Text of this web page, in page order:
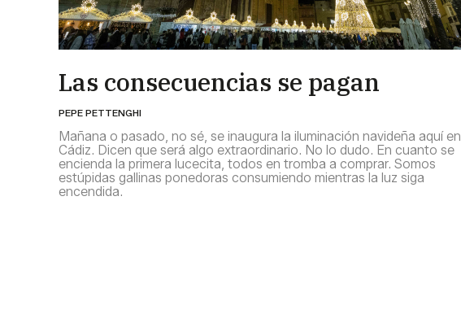
Las consecuencias se pagan
PEPE PETTENGHI
Mañana o pasado, no sé, se inaugura la iluminación navideña aquí en
Cádiz. Dicen que será algo extraordinario. No lo dudo. En cuanto se
encienda la primera lucecita, todos en tromba a comprar. Somos
estúpidas gallinas ponedoras consumiendo mientras la luz siga
encendida.